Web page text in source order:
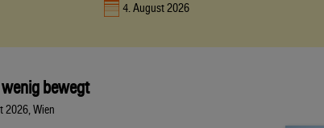
4. August 2026
bewegt
2026, Wien